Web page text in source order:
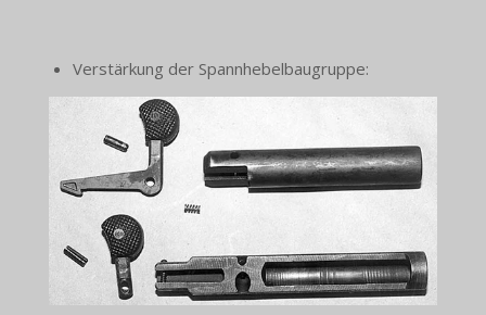
Verstärkung der Spannhebelbaugruppe: